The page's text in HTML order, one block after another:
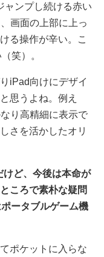
ャンプし続ける赤い
画面の上部に上っ
る操作が辛い。こ
笑）。
iPad向けにデザイ
思うよね。例え
り高精細に表示で
さを活かしたオリ
ど、今後は本命が
ころで素朴な疑問
ータブルゲーム機
ポケットに入らな